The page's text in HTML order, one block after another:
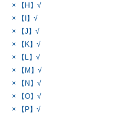
× 【H】√
× 【I】√
× 【J】√
× 【K】√
× 【L】√
× 【M】√
× 【N】√
× 【O】√
× 【P】√